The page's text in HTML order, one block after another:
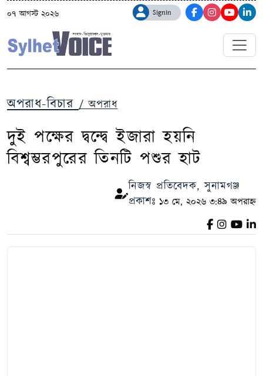
০৭ আগস্ট ২০২৬ Signin
অপরাধ-বিচার / অপরাধ
দুই পক্ষের দ্বন্দ্বে ইজারা হয়নি
বিশ্বম্ভরপুরের তিনটি পশুর হাট
নিজস্ব প্রতিবেদক, সুনামগঞ্জ
প্রকাশঃ ১৩ মে, ২০২৬ ৩:৪৯ অপরাহ্ন